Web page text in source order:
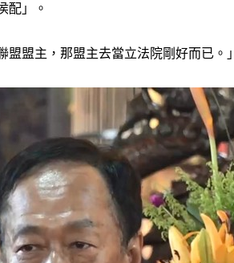
配」。
盟主，那盟主去當立法院剛好而已。」